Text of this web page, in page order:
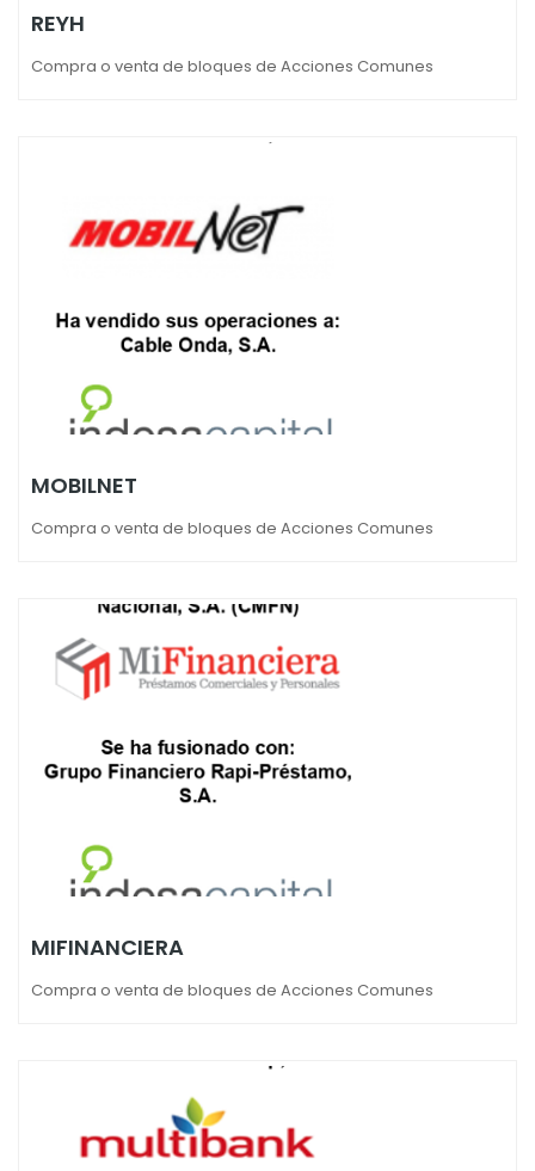
REYH
Compra o venta de bloques de Acciones Comunes
MOBILNET
Compra o venta de bloques de Acciones Comunes
MIFINANCIERA
Compra o venta de bloques de Acciones Comunes